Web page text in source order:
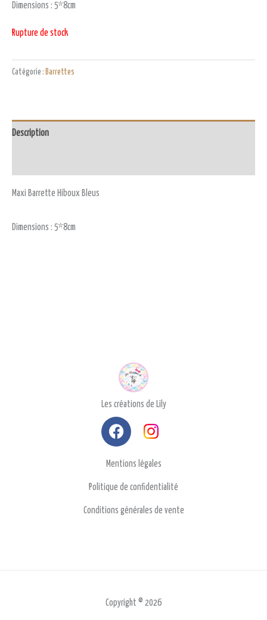
Dimensions : 5*8cm
Rupture de stock
Catégorie : Barrettes
Description
Maxi Barrette Hiboux Bleus
Dimensions : 5*8cm
Les créations de Lily
F
a
e
b
o
Mentions légales
Politique de confidentialité
Conditions générales de vente
Copyright © 2026